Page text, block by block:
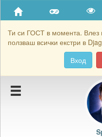
Ти си ГОСТ в момента. Влез
ползваш всички екстри в
Вход
Приятели
Хронология на игри
Подаръците на Sprolex
Картичките на Sprolex